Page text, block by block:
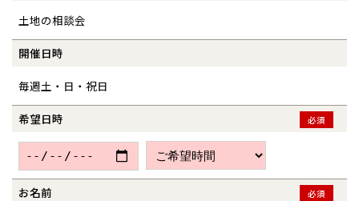
土地の相談会
開催日時
毎週土・日・祝日
希望日時 必須
お名前 必須
北海道
札幌
道央
道北
東北
青森
秋田
甲信越・北陸
新潟
関東
北海道
札幌
小樽
苫小牧千歳
小樽
道北
東北
青森県
青森
秋田県
秋田
甲信越・北陸
新潟県
新潟
長岡
関東